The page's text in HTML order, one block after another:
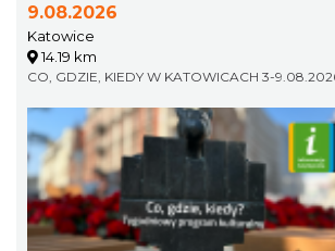
9.08.2026
Katowice
14.19 km
CO, GDZIE, KIEDY W KATOWICACH 3-